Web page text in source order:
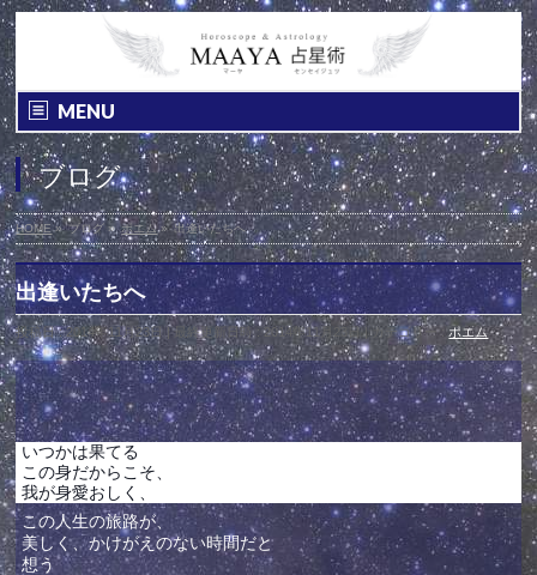
MENU
ブログ
HOME» ブログ » ポエム» 出逢いたちへ
出逢いたちへ
投稿日 : 2014年11月23日 最終更新日時 : 2014年11月23日 カテゴリー :ポエム
いつかは果てる
この身だからこそ、
我が身愛おしく、
この人生の旅路が、
美しく、かけがえのない時間だと
想う